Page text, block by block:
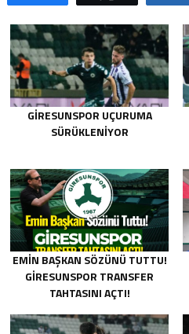
GIRESUNSPOR UÇURUMA
SÜRÜKLENIYOR
EMIN BAŞKAN SÖZÜNÜ TUTTU!
GIRESUNSPOR TRANSFER
TAHTASINI AÇTI!